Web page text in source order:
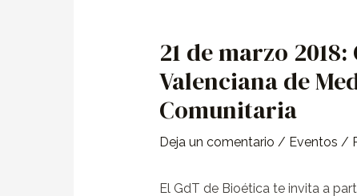
21 de marzo
Valenciana de
Comunitaria
Deja un comentario / Eventos /
El GdT de Bioética te invita a